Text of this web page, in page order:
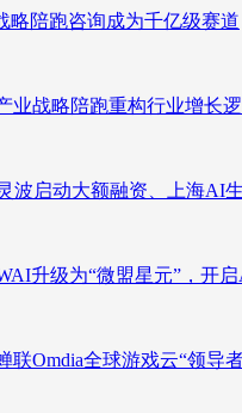
略陪跑咨询成为千亿级赛道
业战略陪跑重构行业增
波启动大额融资、上海AI
升级为“微盟星元”，开
联Omdia全球游戏云“领